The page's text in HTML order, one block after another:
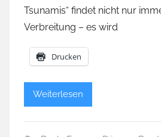
Tsunamis“ findet nicht nur
Verbreitung – es wird
Drucken
Weiterlesen